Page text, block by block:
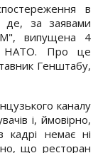
в
де, за заявами
М", випущена 4
НАТО. Про це
Генштабу,
каналу
і, ймовірно,
кадрі немає ні
що ресторан